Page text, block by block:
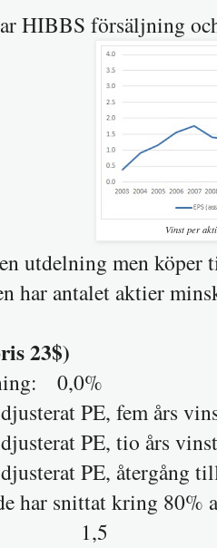
HIBBS försäljning
Vinst per
utdelning men köper
har antalet aktier
23$)
0,0%
PE,
PE,
har snittat kring 80%
1,5